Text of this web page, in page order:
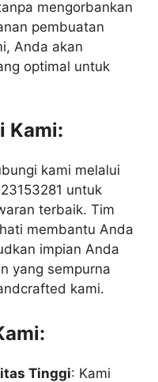
mengorbankan
pembuatan
Anda akan
optimal untuk
Kami:
kami melalui
untuk
terbaik. Tim
membantu Anda
impian Anda
yang sempurna
kami.
Tinggi: Kami